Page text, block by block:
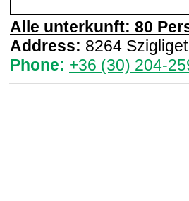
Alle unterkunft: 80
Address: 8264
Phone: +36 (30) 204-